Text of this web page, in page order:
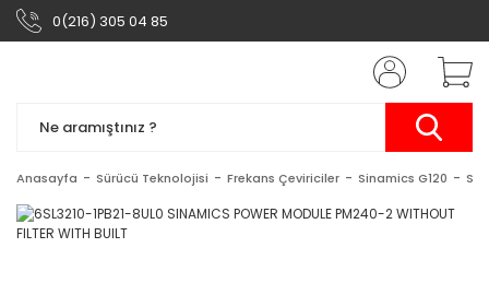
0(216) 305 04 85
Anasayfa Sürücü Teknolojisi Frekans Çeviriciler Sinamics G120